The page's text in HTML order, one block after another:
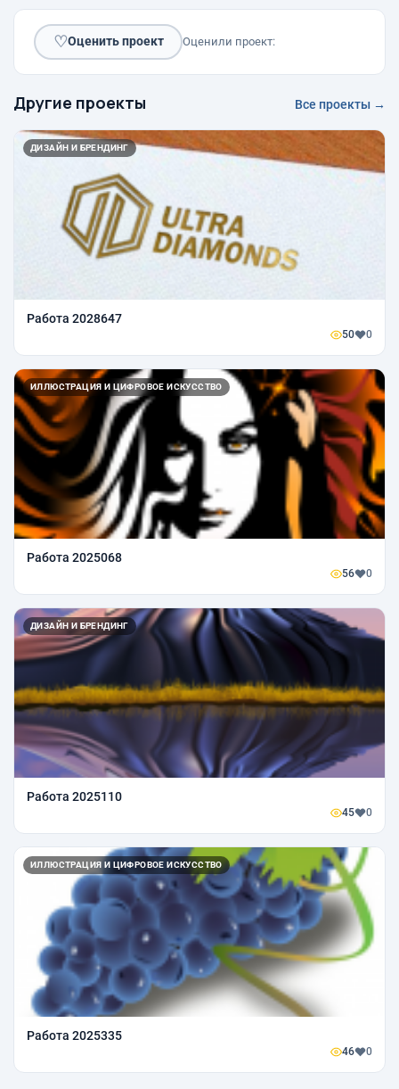
♡Оценить проект Оценили проект:
Другие проекты Все проекты →
ДИЗАЙН И БРЕНДИНГ
Работа 2028647
50 0
ИЛЛЮСТРАЦИЯ И ЦИФРОВОЕ ИСКУССТВО
Работа 2025068
56 0
ДИЗАЙН И БРЕНДИНГ
Работа 2025110
45 0
ИЛЛЮСТРАЦИЯ И ЦИФРОВОЕ ИСКУССТВО
Работа 2025335
46 0